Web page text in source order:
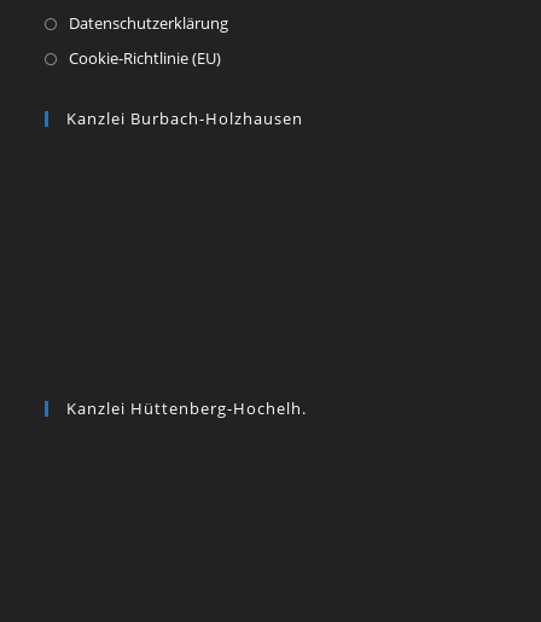
Datenschutzerklärung
Cookie-Richtlinie (EU)
Kanzlei Burbach-Holzhausen
Kanzlei Hüttenberg-Hochelh.